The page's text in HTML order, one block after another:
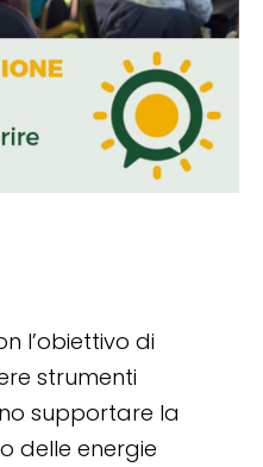
l’obiettivo di
strumenti
supportare la
delle energie